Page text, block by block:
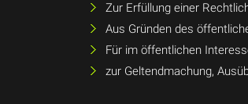
Zur Erfüllung einer
Aus Gründen des
Für im öffentlichen
zur Geltendmachung,